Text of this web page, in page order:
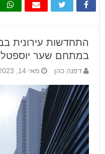
במתחם שער יוספטל
דפנה כהן מאי 14, 2023